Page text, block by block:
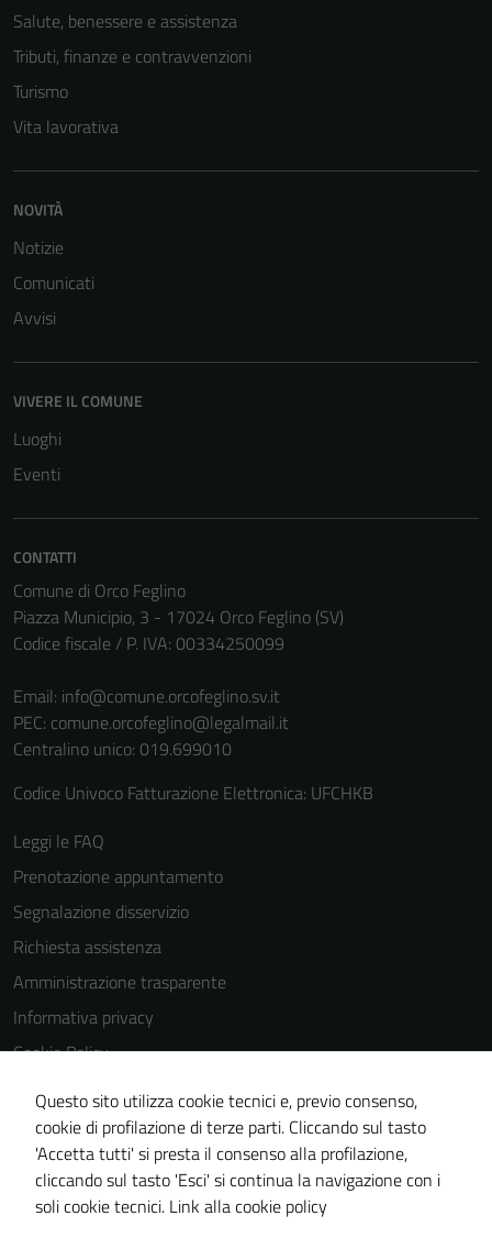
Salute, benessere e assistenza
Tributi, finanze e contravvenzioni
Turismo
Vita lavorativa
NOVITÀ
Notizie
Comunicati
Avvisi
VIVERE IL COMUNE
Luoghi
Eventi
CONTATTI
Comune di Orco Feglino
Piazza Municipio, 3 - 17024 Orco Feglino (SV)
Codice fiscale / P. IVA: 00334250099
Email: info@comune.orcofeglino.sv.it
PEC: comune.orcofeglino@legalmail.it
Centralino unico: 019.699010
Codice Univoco Fatturazione Elettronica: UFCHKB
Leggi le FAQ
Prenotazione appuntamento
Segnalazione disservizio
Richiesta assistenza
Amministrazione trasparente
Informativa privacy
Cookie Policy
Note legali
Dichiarazione di accessibilità
Piano di miglioramento del sito
Statistiche sito web
Questo sito utilizza cookie tecnici e, previo consenso,
cookie di profilazione di terze parti. Cliccando sul tasto
'Accetta tutti' si presta il consenso alla profilazione,
cliccando sul tasto 'Esci' si continua la navigazione con i
soli cookie tecnici. Link alla cookie policy
del sito e non
Questi cookie
non raccolgono